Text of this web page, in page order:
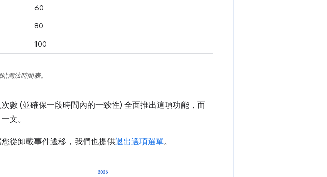
60
80
100
淘汰時間表。
數 (並確保一段時間內的一致性) 全面推出這項功能，而
文。
從卸載事件遷移，我們也提供退出選項選單。